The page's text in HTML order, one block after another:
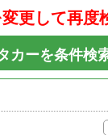
更して再度
カーを条件検